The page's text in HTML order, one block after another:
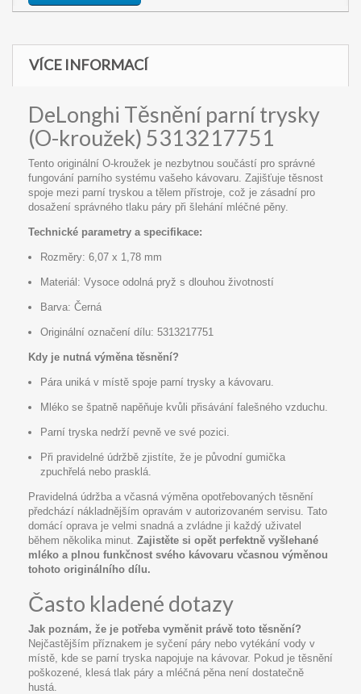
VÍCE INFORMACÍ
DeLonghi Těsnění parní trysky
(O-kroužek) 5313217751
Tento originální O-kroužek je nezbytnou součástí pro správné
fungování parního systému vašeho kávovaru. Zajišťuje těsnost
spoje mezi parní tryskou a tělem přístroje, což je zásadní pro
dosažení správného tlaku páry při šlehání mléčné pěny.
Technické parametry a specifikace:
Rozměry: 6,07 x 1,78 mm
Materiál: Vysoce odolná pryž s dlouhou životností
Barva: Černá
Originální označení dílu: 5313217751
Kdy je nutná výměna těsnění?
Pára uniká v místě spoje parní trysky a kávovaru.
Mléko se špatně napěňuje kvůli přisávání falešného vzduchu.
Parní tryska nedrží pevně ve své pozici.
Při pravidelné údržbě zjistíte, že je původní gumička
zpuchřelá nebo prasklá.
Pravidelná údržba a včasná výměna opotřebovaných těsnění
předchází nákladnějším opravám v autorizovaném servisu. Tato
domácí oprava je velmi snadná a zvládne ji každý uživatel
během několika minut. Zajistěte si opět perfektně vyšlehané
mléko a plnou funkčnost svého kávovaru včasnou výměnou
tohoto originálního dílu.
Často kladené dotazy
Jak poznám, že je potřeba vyměnit právě toto těsnění?
Nejčastějším příznakem je syčení páry nebo vytékání vody v
místě, kde se parní tryska napojuje na kávovar. Pokud je těsnění
poškozené, klesá tlak páry a mléčná pěna není dostatečně
hustá.